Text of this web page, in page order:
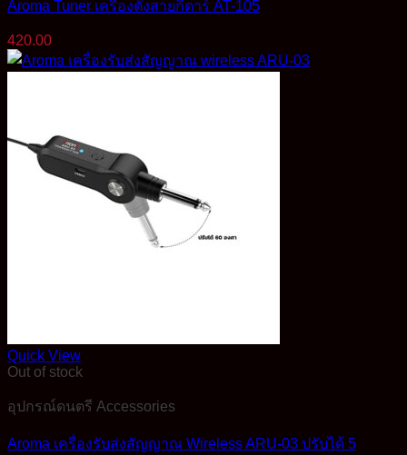
Aroma Tuner เครื่องตั้งสายกีตาร์ AT-105
420.00
Quick View
Out of stock
อุปกรณ์ดนตรี Accessories
Aroma เครื่องรับส่งสัญญาณ Wireless ARU-03 ปรับได้ 5